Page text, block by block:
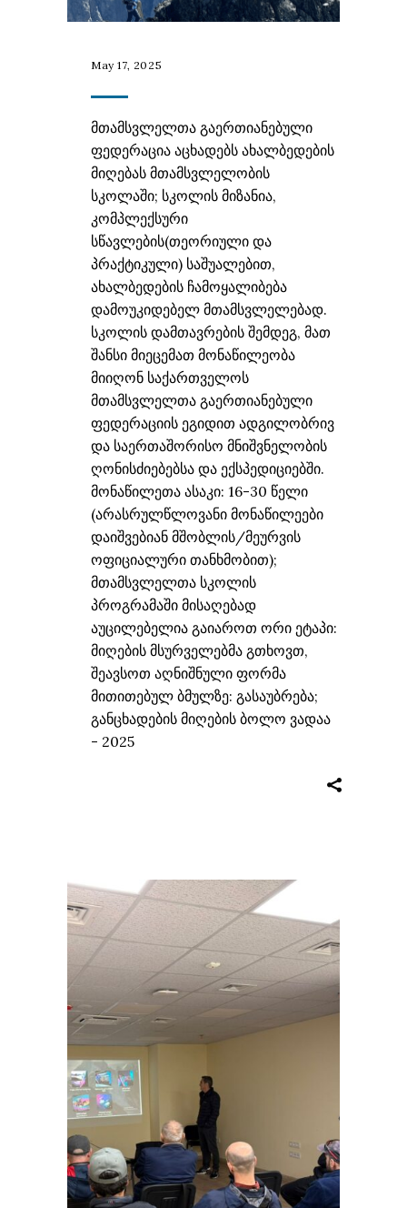
May 17, 2025
მთამსვლელთა გაერთიანებული
ფედერაცია აცხადებს ახალბედების
მიღებას მთამსვლელობის
სკოლაში; სკოლის მიზანია,
კომპლექსური
სწავლების(თეორიული და
პრაქტიკული) საშუალებით,
ახალბედების ჩამოყალიბება
დამოუკიდებელ მთამსვლელებად.
სკოლის დამთავრების შემდეგ, მათ
შანსი მიეცემათ მონაწილეობა
მიიღონ საქართველოს
მთამსვლელთა გაერთიანებული
ფედერაციის ეგიდით ადგილობრივ
და საერთაშორისო მნიშვნელობის
ღონისძიებებსა და ექსპედიციებში.
მონაწილეთა ასაკი: 16-30 წელი
(არასრულწლოვანი მონაწილეები
დაიშვებიან მშობლის/მეურვის
ოფიციალური თანხმობით);
მთამსვლელთა სკოლის
პროგრამაში მისაღებად
აუცილებელია გაიაროთ ორი ეტაპი:
მიღების მსურველებმა გთხოვთ,
შეავსოთ აღნიშნული ფორმა
მითითებულ ბმულზე: გასაუბრება;
განცხადების მიღების ბოლო ვადაა
- 2025